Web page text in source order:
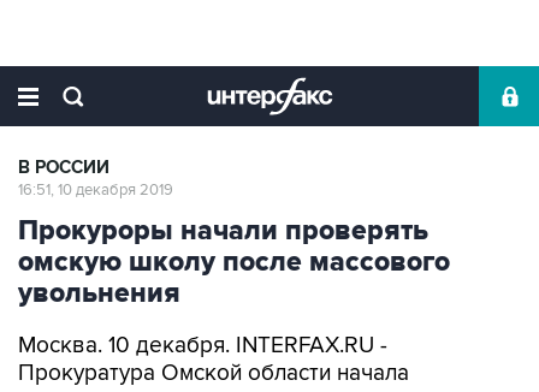
В РОССИИ
16:51, 10 декабря 2019
Прокуроры начали проверять
омскую школу после массового
увольнения
Москва. 10 декабря. INTERFAX.RU -
Прокуратура Омской области начала